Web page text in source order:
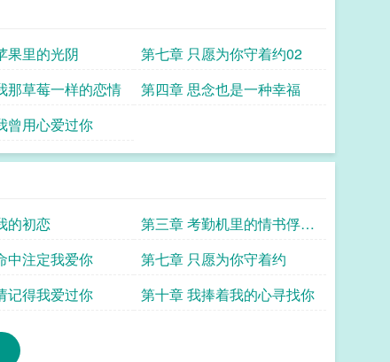
果里的光阴
第七章 只愿为你守着约02
那草莓一样的恋情
第四章 思念也是一种幸福
曾用心爱过你
的初恋
第三章 考勤机里的情书俘获
他的心
中注定我爱你
第七章 只愿为你守着约
记得我爱过你 第十章 我捧着我的心寻找你